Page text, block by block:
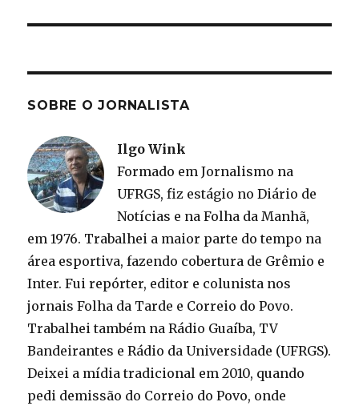
SOBRE O JORNALISTA
Ilgo Wink
Formado em Jornalismo na
UFRGS, fiz estágio no Diário de
Notícias e na Folha da Manhã,
em 1976. Trabalhei a maior parte do tempo na
área esportiva, fazendo cobertura de Grêmio e
Inter. Fui repórter, editor e colunista nos
jornais Folha da Tarde e Correio do Povo.
Trabalhei também na Rádio Guaíba, TV
Bandeirantes e Rádio da Universidade (UFRGS).
Deixei a mídia tradicional em 2010, quando
pedi demissão do Correio do Povo, onde